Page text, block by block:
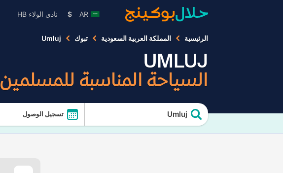
AR
$ نادي الولاء HB
الرئيسية المملكة العربية السعودية تبوك Umluj
UMLUJ
السياحة المناسبة للمسلمين
Umluj تسجيل الوصول